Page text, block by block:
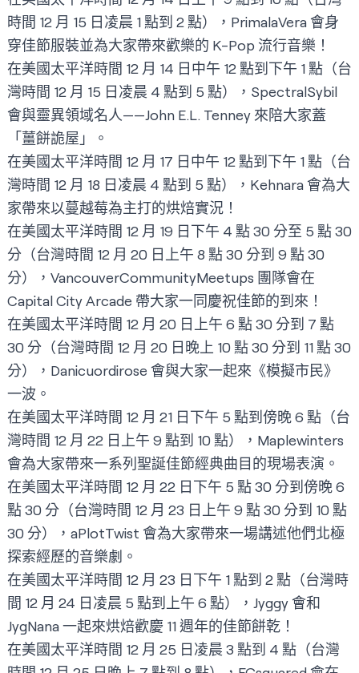
時間 12 月 15 日凌晨 1 點到 2 點）， PrimalaVera 會身
穿佳節服裝並為大家帶來歡樂的 K-Pop 流行音樂！
在美國太平洋時間 12 月 14 日中午 12 點到下午 1 點（台
灣時間 12 月 15 日凌晨 4 點到 5 點）， SpectralSybil
會與靈異領域名人——John E.L. Tenney 來陪大家蓋
「薑餅詭屋」。
在美國太平洋時間 12 月 17 日中午 12 點到下午 1 點（台
灣時間 12 月 18 日凌晨 4 點到 5 點）， Kehnara 會為大
家帶來以蔓越莓為主打的烘焙實況！
在美國太平洋時間 12 月 19 日下午 4 點 30 分至 5 點 30
分（台灣時間 12 月 20 日上午 8 點 30 分到 9 點 30
分）， VancouverCommunityMeetups 團隊會在
Capital City Arcade 帶大家一同慶祝佳節的到來！
在美國太平洋時間 12 月 20 日上午 6 點 30 分到 7 點
30 分（台灣時間 12 月 20 日晚上 10 點 30 分到 11 點 30
分）， Danicuordirose 會與大家一起來《模擬市民》
一波。
在美國太平洋時間 12 月 21 日下午 5 點到傍晚 6 點（台
灣時間 12 月 22 日上午 9 點到 10 點）， Maplewinters
會為大家帶來一系列聖誕佳節經典曲目的現場表演。
在美國太平洋時間 12 月 22 日下午 5 點 30 分到傍晚 6
點 30 分（台灣時間 12 月 23 日上午 9 點 30 分到 10 點
30 分）， aPlotTwist 會為大家帶來一場講述他們北極
探索經歷的音樂劇。
在美國太平洋時間 12 月 23 日下午 1 點到 2 點（台灣時
間 12 月 24 日凌晨 5 點到上午 6 點）， Jyggy 會和
JygNana 一起來烘焙歡慶 11 週年的佳節餅乾！
在美國太平洋時間 12 月 25 日凌晨 3 點到 4 點（台灣